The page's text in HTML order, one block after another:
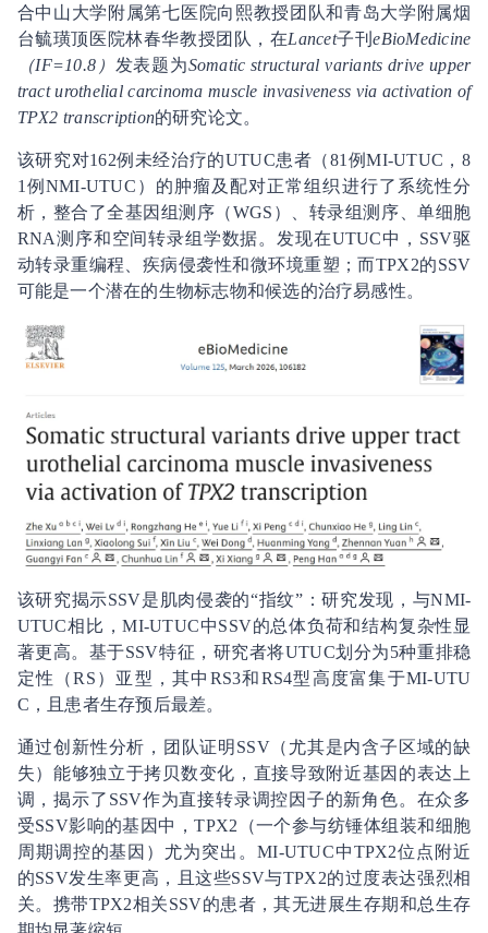
合中山大学附属第七医院向熙教授团队和青岛大学附属烟
台毓璜顶医院林春华教授团队，在Lancet子刊eBioMedicine
（IF=10.8） 发表题为Somatic structural variants drive upper
tract urothelial carcinoma muscle invasiveness via activation of
TPX2 transcription的研究论文。
该研究对162例未经治疗的UTUC患者（81例MI-UTUC，8
1例NMI-UTUC）的肿瘤及配对正常组织进行了系统性分
析，整合了全基因组测序（WGS）、转录组测序、单细胞
RNA测序和空间转录组学数据。发现在UTUC中，SSV驱
动转录重编程、疾病侵袭性和微环境重塑；而TPX2的SSV
可能是一个潜在的生物标志物和候选的治疗易感性。
该研究揭示SSV是肌肉侵袭的“指纹”：研究发现，与NMI-
UTUC相比，MI-UTUC中SSV的总体负荷和结构复杂性显
著更高。基于SSV特征，研究者将UTUC划分为5种重排稳
定性（RS）亚型，其中RS3和RS4型高度富集于MI-UTU
C，且患者生存预后最差。
通过创新性分析，团队证明SSV（尤其是内含子区域的缺
失）能够独立于拷贝数变化，直接导致附近基因的表达上
调，揭示了SSV作为直接转录调控因子的新角色。在众多
受SSV影响的基因中，TPX2（一个参与纺锤体组装和细胞
周期调控的基因）尤为突出。MI-UTUC中TPX2位点附近
的SSV发生率更高，且这些SSV与TPX2的过度表达强烈相
关。携带TPX2相关SSV的患者，其无进展生存期和总生存